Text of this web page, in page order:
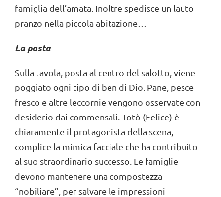
famiglia dell’amata. Inoltre spedisce un lauto
pranzo nella piccola abitazione…
La pasta
Sulla tavola, posta al centro del salotto, viene
poggiato ogni tipo di ben di Dio. Pane, pesce
fresco e altre leccornie vengono osservate con
desiderio dai commensali. Totò (Felice) è
chiaramente il protagonista della scena,
complice la mimica facciale che ha contribuito
al suo straordinario successo. Le famiglie
devono mantenere una compostezza
“nobiliare”, per salvare le impressioni